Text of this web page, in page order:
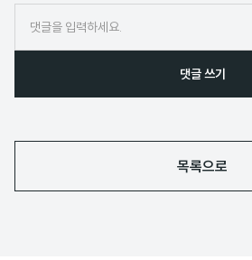
댓글 쓰기
목록으로